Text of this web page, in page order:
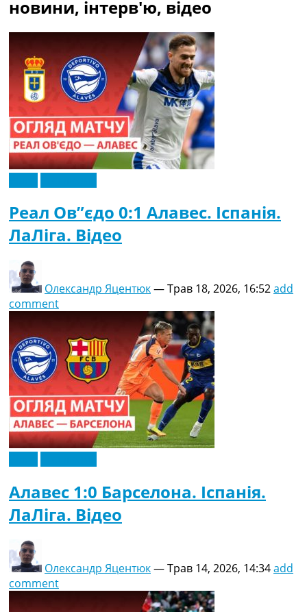
Україна. Прем’єр-Ліга
Ліга Чемпіонів
Англія. Прем’єр-Ліга
Іспанія. Ла Ліга
Ще Турніри >>>
Таблиці
Чемпіонат Світу. Турнирні таблиці
Таблиця УПЛ
Перша Ліга
Таблиця АПЛ
Таблиця Ла Ліги
Таблиця Ліги Чемпіонів
Всі таблиці >>>
Рейтинги
Рейтинг країн УЄФА
Телепрограма
новини, інтерв'ю, відео
Реал Ов”єдо 0:1 Алавес. Іспанія.
ЛаЛіга. Відео
Олександр Яцентюк—Трав 18, 2026, 16:52add
comment
Алавес 1:0 Барселона. Іспанія.
ЛаЛіга. Відео
Олександр Яцентюк—Трав 14, 2026, 14:34add
comment